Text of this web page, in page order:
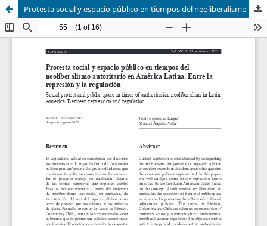
Protesta social y espacio público en tiempos del neoliberalismo autoritario en América Latina.